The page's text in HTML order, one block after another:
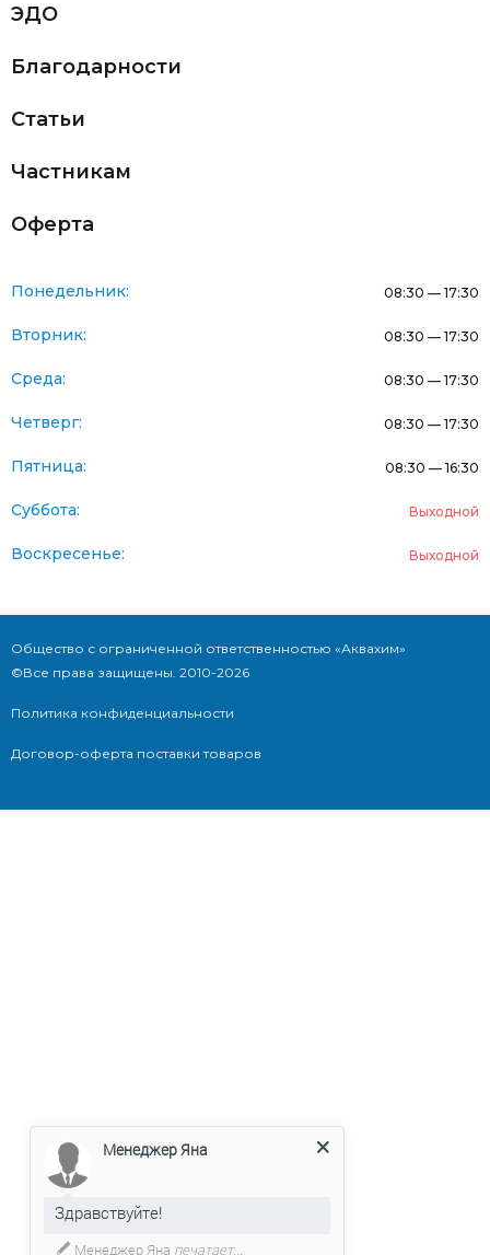
ЭДО
Благодарности
Статьи
Частникам
Оферта
Понедельник: 08:30 — 17:30
Вторник: 08:30 — 17:30
Среда: 08:30 — 17:30
Четверг: 08:30 — 17:30
Пятница: 08:30 — 16:30
Суббота: Выходной
Воскресенье: Выходной
Общество с ограниченной ответственностью «Аквахим»
©Все права защищены. 2010-2026
Политика конфиденциальности
Договор-оферта поставки товаров
Менеджер Яна
Здравствуйте!
Менеджер Яна печатает...